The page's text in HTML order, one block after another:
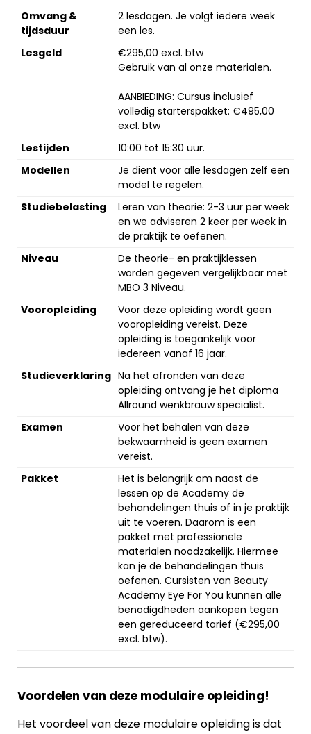
Omvang &
tijdsduur
2 lesdagen. Je volgt iedere week
een les.
Lesgeld
€295,00 excl. btw
Gebruik van al onze materialen.
AANBIEDING: Cursus inclusief
volledig starterspakket: €495,00
excl. btw
Lestijden
10:00 tot 15:30 uur.
Modellen
Je dient voor alle lesdagen zelf een
model te regelen.
Studiebelasting
Leren van theorie: 2-3 uur per week
en we adviseren 2 keer per week in
de praktijk te oefenen.
Niveau
De theorie- en praktijklessen
worden gegeven vergelijkbaar met
MBO 3 Niveau.
Vooropleiding
Voor deze opleiding wordt geen
vooropleiding vereist. Deze
opleiding is toegankelijk voor
iedereen vanaf 16 jaar.
Studieverklaring Na het afronden van deze
opleiding ontvang je het diploma
Allround wenkbrauw specialist.
Examen
Voor het behalen van deze
bekwaamheid is geen examen
vereist.
Pakket
Het is belangrijk om naast de
lessen op de Academy de
behandelingen thuis of in je praktijk
uit te voeren. Daarom is een
pakket met professionele
materialen noodzakelijk. Hiermee
kan je de behandelingen thuis
oefenen. Cursisten van Beauty
Academy Eye For You kunnen alle
benodigdheden aankopen tegen
een gereduceerd tarief (€295,00
excl. btw).
Voordelen van deze modulaire opleiding!
Het voordeel van deze modulaire opleiding is dat